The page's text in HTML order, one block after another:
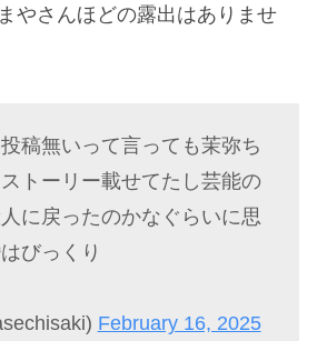
やさんほどの露出はありませ
稿無いって言っても茉弥ち
トーリー載せてたし芸能の
に戻ったのかなぐらいに思
びっくり
February 16, 2025